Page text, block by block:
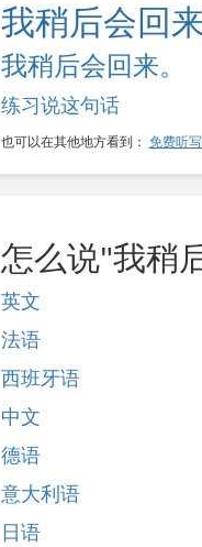
我稍后会回来
我稍后会回来。
练习说这句话
也可以在其他地方看到： 免费听
怎么说"我稍
英文
法语
西班牙语
中文
德语
意大利语
日语